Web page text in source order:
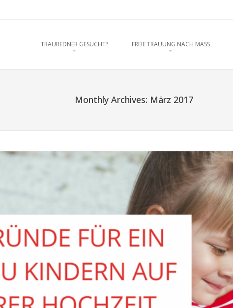
Traurednerein München, Anja Hackl.
SKIP TO CONTENTTRAUREDNER GESUCHT? FREIE TRAUUNG NACH MASS
Monthly Archives: März 2017